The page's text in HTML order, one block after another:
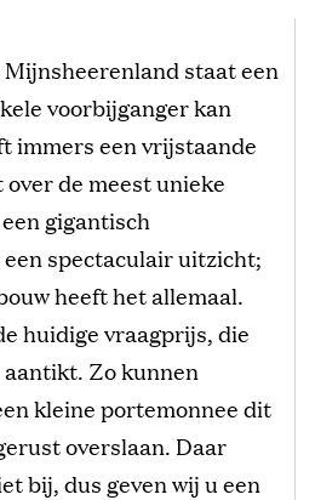
staat een
voorbijganger kan
immers een vrijstaande
de meest unieke
gigantisch
spectaculair uitzicht;
heeft het allemaal.
huidige vraagprijs, die
Zo kunnen
kleine portemonnee dit
overslaan. Daar
bij, dus geven wij u een